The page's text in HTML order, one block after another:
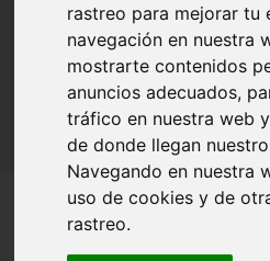
rastreo para mejorar tu
navegación en nuestra
mostrarte contenidos
anuncios adecuados,
tráfico en nuestra web
de donde llegan
Navegando en nuestra
uso de cookies y de
rastreo.
ALQUILAR
Inicio Amigos Vizcaya